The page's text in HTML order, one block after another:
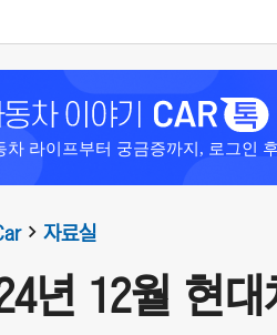
차 라이프부터 궁금증까지, 로그인
자료실
년 12월 현